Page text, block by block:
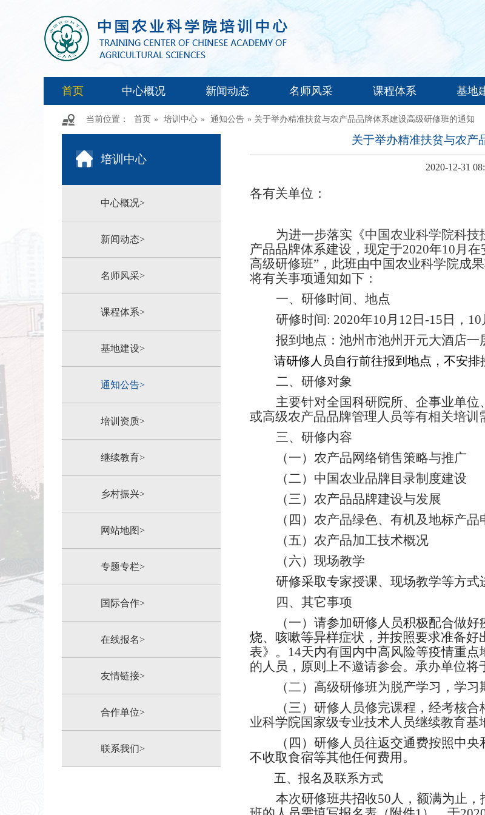
首页 中心概况 新闻动态 名师风采 课程体系 基地
当前位置： 首页 » 培训中心 » 通知公告 » 关于举办精准扶贫与农产品品牌体系建设高级研修班的通知
培训中心
中心概况>
新闻动态>
名师风采>
课程体系>
基地建设>
通知公告>
培训资质>
继续教育>
乡村振兴>
网站地图>
专题专栏>
国际合作>
在线报名>
友情链接>
合作单位>
联系我们>
关于举办精准扶贫与农产
2020-12-31
各有关单位：
为进一步落实《中国农业科学院科技
产品品牌体系建设，现定于2020年10月
高级研修班”，此班由中国农业科学院成
将有关事项通知如下：
一、研修时间、地点
研修时间: 2020年10月12日-15日，10
报到地点：池州市池州开元大酒店一
请研修人员自行前往报到地点，不安排
二、研修对象
主要针对全国科研院所、企事业单
或高级农产品品牌管理人员等有相关培训
三、研修内容
（一）农产品网络销售策略与推广
（二） 中国农业品牌目录制度建设
（三）农产品品牌建设与发展
（四）农产品绿色、有机及地标产品
（五）农产品加工技术概况
（六）现场教学
研修采取专家授课、现场教学等方式
四、其它事项
（一） 请参加研修人员积极配合做
烧、咳嗽等异样症状，并按照要求准备
表》。14天内有国内中高风险等疫情重
的人员，原则上不邀请参会。承办单位将
（二）高级研修班为脱产学习，学习
（三）研修人员修完课程，经考核
业科学院国家级专业技术人员继续教育基
（四）研修人员往返交通费按照中
不收取食宿等其他任何费用。
五、报名及联系方式
本次研修班共招收50人，额满为止